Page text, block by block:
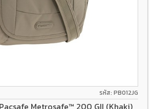
รหัส: PB012JG
Pacsafe Metrosafe™ 200 GII (Khaki)